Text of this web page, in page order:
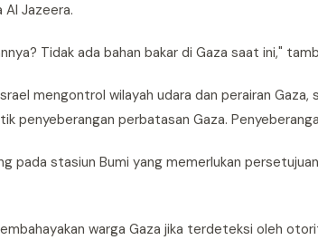
Al Jazeera.
Tidak ada bahan bakar di Gaza saat ini,"
mengontrol wilayah udara dan perairan
penyeberangan perbatasan Gaza.
pada stasiun Bumi yang memerlukan
warga Gaza jika terdeteksi oleh